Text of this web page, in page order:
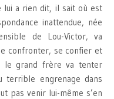
lui a rien dit, il sait où est
inattendue, née
de Lou-Victor, va
confronter, se confier et
le grand frère va tenter
engrenage dans
pas venir lui-même s’en